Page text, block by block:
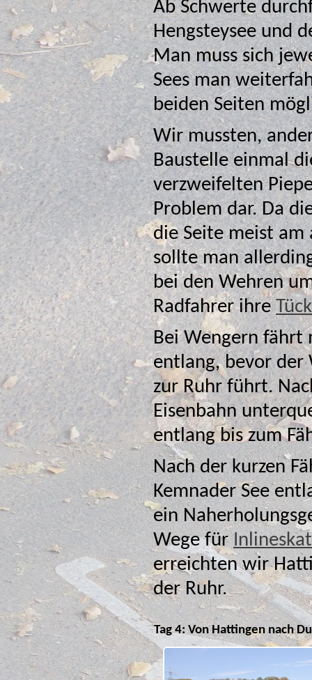
Ab Schwerte
Hengsteysee und den Harkortsee folgt der
Man muss sich
Sees man
beiden Seiten
Wir mussten,
Baustelle einmal die Seite wechseln. Abgesehen
verzweifelten
Problem dar. Da
sollte man allerdings nicht außer
bei den Wehren
Radfahrer ihre
Bei Wengern fährt
zur Ruhr führt.
Eisenbahn
Nach der kurzen
Kemnader See entlang, bei
ein Naherholungsgebiet handelt. Hier sind
Wege für
erreichten wir
der Ruhr.
Tag 4: Von Hattingen nach